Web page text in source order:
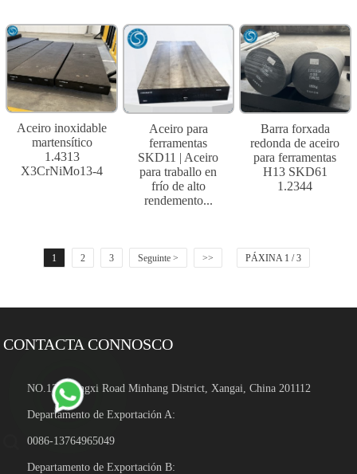
Aceiro inoxidable
martensítico
1.4313
X3CrNiMo13-4
Aceiro para
ferramentas
SKD11 | Aceiro
para traballo en
frío de alto
rendemento...
Barra forxada
redonda de aceiro
para ferramentas
H13 SKD61
1.2344
1 2 3 Seguinte > >> PÁXINA 1 / 3
CONTACTA CONNOSCO
NO.139 Hengxi Road Minhang District, Xangai, China 201112
Departamento de Exportación A:
0086-13764965049
Departamento de Exportación B: